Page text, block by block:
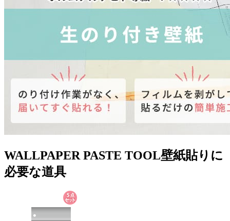
WALLPAPER PASTE TOOL壁紙貼りに
必要な道具